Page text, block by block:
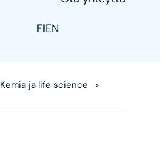
FIEN
Kemia ja life science